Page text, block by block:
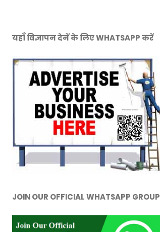
यहाँ विज्ञापन देनें के लिए WHATSAPP करें
JOIN OUR OFFICIAL WHATSAPP GROUP